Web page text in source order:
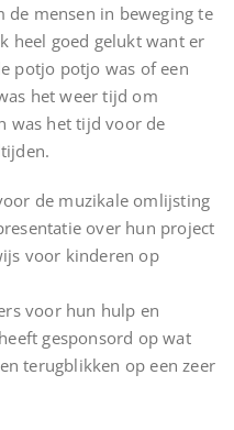
de mensen in beweging te
heel goed gelukt want er
potjo potjo was of een
het weer tijd om
was het tijd voor de
de muzikale omlijsting
over hun project
voor kinderen op
voor hun hulp en
gesponsord op wat
terugblikken op een zeer